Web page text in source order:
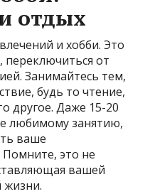
отдых
и хобби. Это
переключиться от
Занимайтесь тем,
будь то чтение,
другое. Даже 15-20
любимому занятию,
ваше
это не
вашей
жизни.